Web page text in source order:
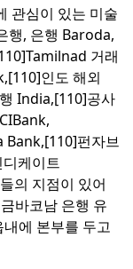
관심이 있는 미술
행, 은행 Baroda,
거래
인도 해외
India,[110]공사
Bank,[110]펀자브
케이트
의 지점이 있어
바코남 은행 유
에 본부를 두고